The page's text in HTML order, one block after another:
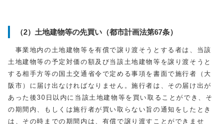
（2）土地建物等の先買い（都市計画法第67条）
事業地内の土地建物等を有償で譲り渡そうとする者は、当該
土地建物等の予定対価の額及び当該土地建物等を譲り渡そうと
する相手方等の国土交通省令で定める事項を書面で施行者（大
阪市）に届け出なければなりません。施行者は、その届け出が
あった後30日以内に当該土地建物等を買い取ることができ、そ
の期間内、もしくは施行者が買い取らない旨の通知をしたとき
は、その時までの期間内は、有償で譲り渡すことができませ